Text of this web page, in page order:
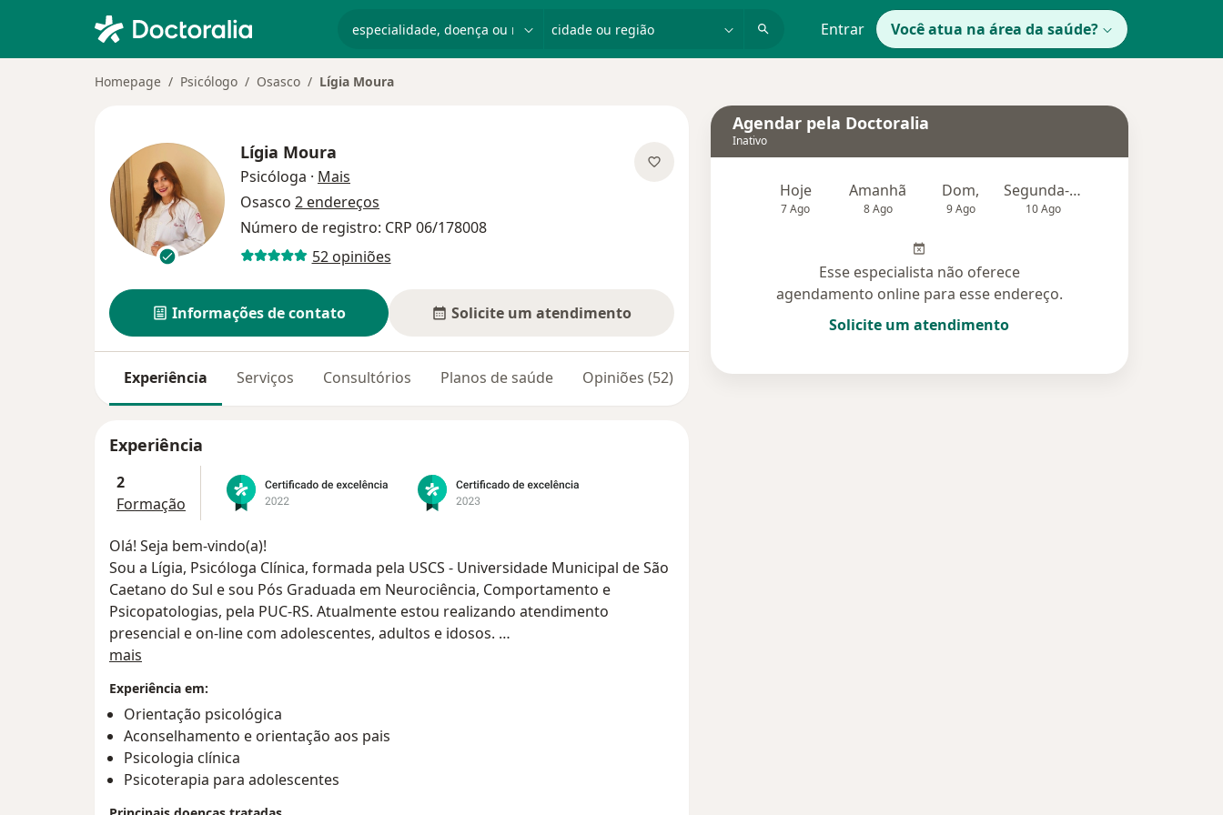
Entrar Você atua na área da saúde?
Homepage Psicólogo Osasco Lígia Moura
Lígia Moura
Psicóloga · Mais
Osasco 2 endereços
Número de registro: CRP 06/178008
52 opiniões
Informações de contato Solicite um atendimento
Experiência Serviços Consultórios Planos de saúde Opiniões (52)
Experiência
2
Formação
Olá! Seja bem-vindo(a)!
Sou a Lígia, Psicóloga Clínica, formada pela USCS - Universidade Municipal de São
Caetano do Sul e sou Pós Graduada em Neurociência, Comportamento e
Psicopatologias, pela PUC-RS. Atualmente estou realizando atendimento
presencial e on-line com adolescentes, adultos e idosos.
autoconhecimento e a autoestima dos pacientes. Meu objetivo maior é construir
um ambiente acolhedor e uma escuta qualificada aos pacientes a fim de trazer
transformação e autoconhecimento.
Algumas especialidades em que atuo na clínica:
- Psicoterapia
mais
Experiência em:
Orientação psicológica
Aconselhamento e orientação aos pais
Psicologia clínica
Psicoterapia para adolescentes
Agendar pela Doctoralia
Inativo
Hoje
7 Ago
Amanhã
8 Ago
Dom,
9 Ago
Segunda-feira
10 Ago
Esse especialista não oferece
agendamento online para esse endereço.
Solicite um atendimento